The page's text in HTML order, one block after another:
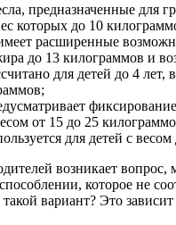
предназначенные для
которых до 10
расширенные
до 13 килограммов и
для детей до 4 лет,
от 15 до 25
для детей с
возникает вопрос,
которое не
вариант? Это зависит